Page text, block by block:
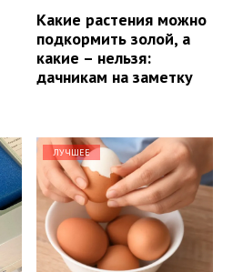
Какие растения можно
подкормить золой, а
какие – нельзя:
дачникам на заметку
ЛУЧШЕЕ